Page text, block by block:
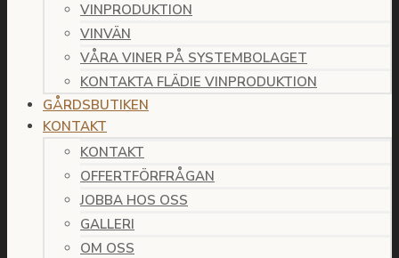
VINPRODUKTION
VINVÄN
VÅRA VINER PÅ SYSTEMBOLAGET
KONTAKTA FLÄDIE VINPRODUKTION
GÅRDSBUTIKEN
KONTAKT
KONTAKT
OFFERTFÖRFRÅGAN
JOBBA HOS OSS
GALLERI
OM OSS